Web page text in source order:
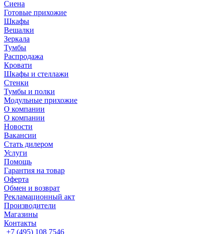
Сиена
Готовые прихожие
Шкафы
Вешалки
Зеркала
Тумбы
Распродажа
Кровати
Шкафы и стеллажи
Стенки
Тумбы и полки
Модульные прихожие
О компании
О компании
Новости
Вакансии
Стать дилером
Услуги
Помощь
Гарантия на товар
Оферта
Обмен и возврат
Рекламационный акт
Производители
Магазины
Контакты
+7 (495) 108 7546